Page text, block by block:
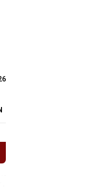
Purna Tugas Danramil